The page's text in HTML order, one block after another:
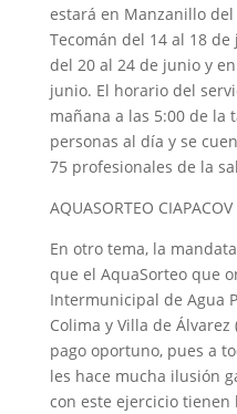
estará en Manzanillo
Tecomán del 14 al 18
del 20 al 24 de junio y
junio. El horario del
mañana a las 5:00 de la
personas al día y se
75 profesionales de la
AQUASORTEO
En otro tema, la
que el AquaSorteo que
Intermunicipal de Agua
Colima y Villa de
pago oportuno, pues a
les hace mucha ilusión
con este ejercicio tienen